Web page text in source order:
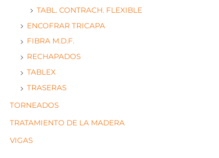
TABL. CONTRACH. FLEXIBLE
ENCOFRAR TRICAPA
FIBRA M.D.F.
RECHAPADOS
TABLEX
TRASERAS
TORNEADOS
TRATAMIENTO DE LA MADERA
VIGAS